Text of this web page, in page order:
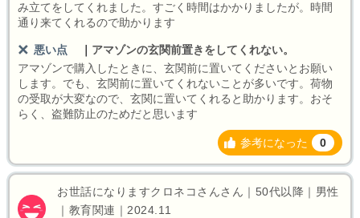
み立てをしてくれました。すごく時間はかかりましたが。時間
通り来てくれるので助かります
悪い点
アマゾンの玄関前置きをしてくれない。
アマゾンで購入したときに、玄関前に置いてくださいとお願い
します。でも、玄関前に置いてくれないことが多いです。荷物
の受取が大変なので、玄関に置いてくれると助かります。おそ
らく、盗難防止のためだと思います
参考になった 0
お世話になりますクロネコさんさん｜50代以降｜男性
｜教育関連｜2024.11